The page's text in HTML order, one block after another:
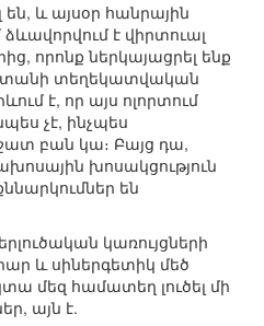
և այսօր հանրային
է վիրտուալ
որոնք ներկայացրել ենք
տեղեկատվական
է, որ այս ոլորտում
չէ, ինչպես
շատ բան կա։ Բայց դա,
խոսակցություն
են
կառույցների
և սիներգետիկ մեծ
կտա մեզ համատեղ լուծել մի
այն է.